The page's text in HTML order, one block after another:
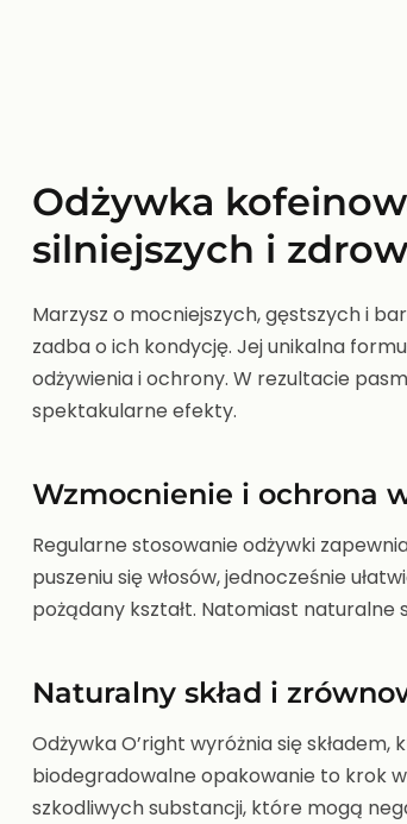
Odżywka
silniejszych i
Marzysz o mocniejszych, gęstszych i
zadba o ich kondycję. Jej unikalna
odżywienia i ochrony. W rezultacie
spektakularne efekty.
Wzmocnienie i ochrona
Regularne stosowanie odżywki
puszeniu się włosów, jednocześnie
pożądany kształt. Natomiast naturalne
Naturalny skład i
Odżywka O’right wyróżnia się składem,
biodegradowalne opakowanie to krok
szkodliwych substancji, które mogą